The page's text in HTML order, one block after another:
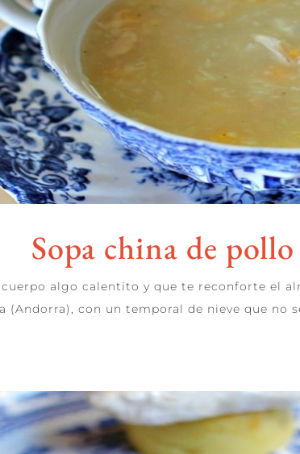
Sopa china de
algo calentito y que te reconforte el
(Andorra), con un temporal de nieve que no